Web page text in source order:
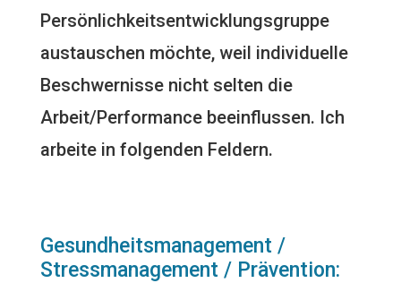
Persönlichkeitsentwicklungsgruppe
austauschen möchte, weil individuelle
Beschwernisse nicht selten die
Arbeit/Performance beeinflussen. Ich
arbeite in folgenden Feldern.
Gesundheitsmanagement /
Stressmanagement / Prävention: